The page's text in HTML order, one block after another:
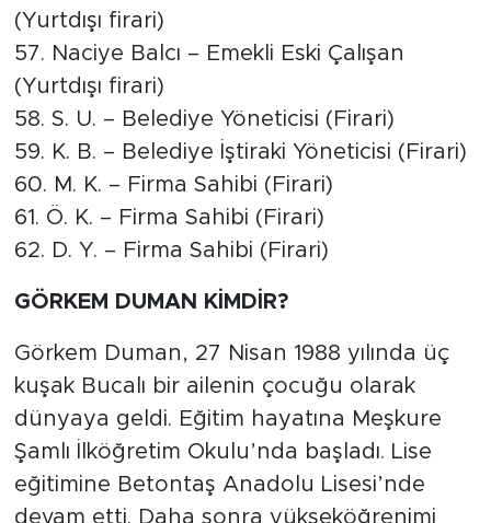
(Yurtdışı firari)
57. Naciye Balcı – Emekli Eski Çalışan
(Yurtdışı firari)
58. S. U. – Belediye Yöneticisi (Firari)
59. K. B. – Belediye İştiraki Yöneticisi (Firari)
60. M. K. – Firma Sahibi (Firari)
61. Ö. K. – Firma Sahibi (Firari)
62. D. Y. – Firma Sahibi (Firari)
GÖRKEM DUMAN KİMDİR?
Görkem Duman, 27 Nisan 1988 yılında üç
kuşak Bucalı bir ailenin çocuğu olarak
dünyaya geldi. Eğitim hayatına Meşkure
Şamlı İlköğretim Okulu’nda başladı. Lise
eğitimine Betontaş Anadolu Lisesi’nde
devam etti. Daha sonra yükseköğrenimi